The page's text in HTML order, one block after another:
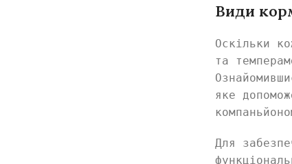
Види
Оскільки
та
яке
Для